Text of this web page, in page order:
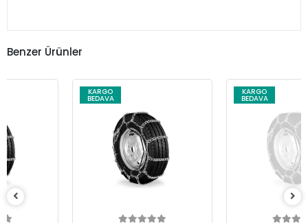
Benzer Ürünler